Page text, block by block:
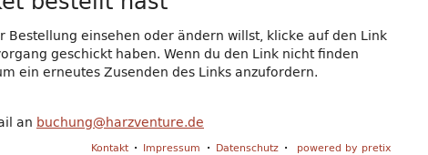
Bestellung einsehen oder ändern willst, klicke auf den Link
geschickt haben. Wenn du den Link nicht finden
ein erneutes Zusenden des Links anzufordern.
an buchung@harzventure.de
Kontakt Impressum Datenschutz powered by pretix